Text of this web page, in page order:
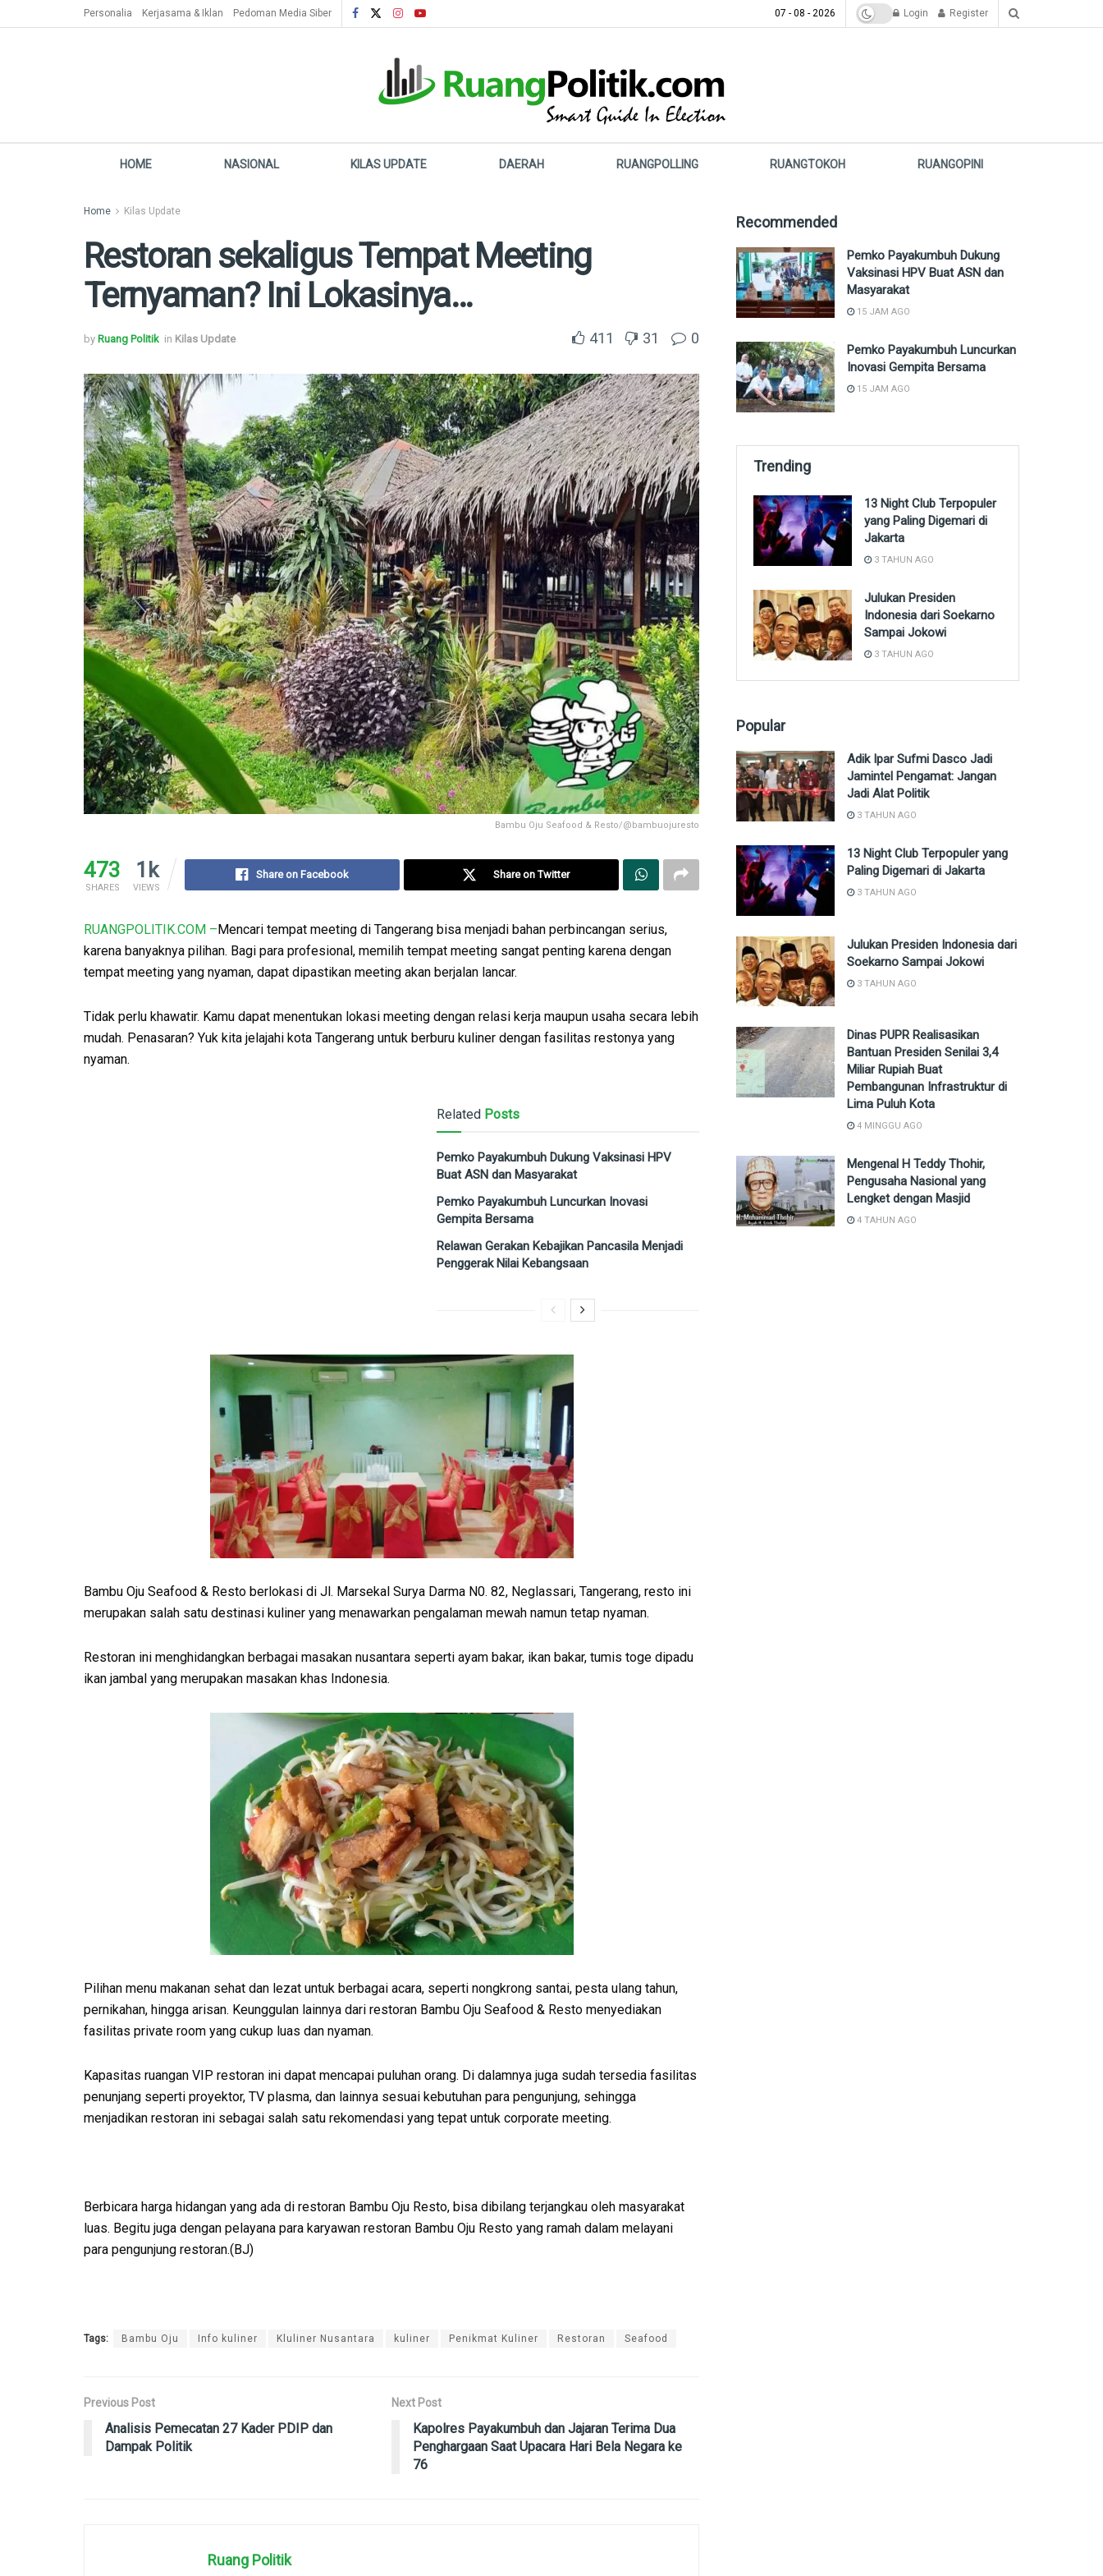
Personalia Kerjasama & Iklan Pedoman Media Siber 07 - 08 - 2026 Login Register
HOME NASIONAL KILAS UPDATE DAERAH RUANGPOLLING RUANGTOKOH RUANGOPINI
Home Kilas Update
Restoran sekaligus Tempat Meeting
Ternyaman? Ini Lokasinya…
by Ruang Politik in Kilas Update 411 31 0
Bambu Oju Seafood & Resto/@bambuojuresto
473
SHARES
1k
VIEWS
Share on Facebook Share on Twitter
RUANGPOLITIK.COM –Mencari tempat meeting di Tangerang bisa menjadi bahan perbincangan serius,
karena banyaknya pilihan. Bagi para profesional, memilih tempat meeting sangat penting karena dengan
tempat meeting yang nyaman, dapat dipastikan meeting akan berjalan lancar.
Tidak perlu khawatir. Kamu dapat menentukan lokasi meeting dengan relasi kerja maupun usaha secara lebih
mudah. Penasaran? Yuk kita jelajahi kota Tangerang untuk berburu kuliner dengan fasilitas restonya yang
nyaman.
Related Posts
Pemko Payakumbuh Dukung Vaksinasi HPV
Buat ASN dan Masyarakat
Pemko Payakumbuh Luncurkan Inovasi
Gempita Bersama
Relawan Gerakan Kebajikan Pancasila Menjadi
Penggerak Nilai Kebangsaan
Bambu Oju Seafood & Resto berlokasi di Jl. Marsekal Surya Darma N0. 82, Neglassari, Tangerang, resto ini
merupakan salah satu destinasi kuliner yang menawarkan pengalaman mewah namun tetap nyaman.
Restoran ini menghidangkan berbagai masakan nusantara seperti ayam bakar, ikan bakar, tumis toge dipadu
ikan jambal yang merupakan masakan khas Indonesia.
Pilihan menu makanan sehat dan lezat untuk berbagai acara, seperti nongkrong santai, pesta ulang tahun,
pernikahan, hingga arisan. Keunggulan lainnya dari restoran Bambu Oju Seafood & Resto menyediakan
fasilitas private room yang cukup luas dan nyaman.
Kapasitas ruangan VIP restoran ini dapat mencapai puluhan orang. Di dalamnya juga sudah tersedia fasilitas
penunjang seperti proyektor, TV plasma, dan lainnya sesuai kebutuhan para pengunjung, sehingga
menjadikan restoran ini sebagai salah satu rekomendasi yang tepat untuk corporate meeting.
Berbicara harga hidangan yang ada di restoran Bambu Oju Resto, bisa dibilang terjangkau oleh masyarakat
luas. Begitu juga dengan pelayana para karyawan restoran Bambu Oju Resto yang ramah dalam melayani
para pengunjung restoran.(BJ)
Tags: Bambu Oju Info kuliner Kluliner Nusantara kuliner Penikmat Kuliner Restoran Seafood
Previous Post
Analisis Pemecatan 27 Kader PDIP dan
Dampak Politik
Next Post
Kapolres Payakumbuh dan Jajaran Terima Dua
Penghargaan Saat Upacara Hari Bela Negara ke
76
Ruang Politik
Recommended
Pemko Payakumbuh Dukung
Vaksinasi HPV Buat ASN dan
Masyarakat
15 JAM AGO
Pemko Payakumbuh Luncurkan
Inovasi Gempita Bersama
15 JAM AGO
Trending
13 Night Club Terpopuler
yang Paling Digemari di
Jakarta
3 TAHUN AGO
Julukan Presiden
Indonesia dari Soekarno
Sampai Jokowi
3 TAHUN AGO
Popular
Adik Ipar Sufmi Dasco Jadi
Jamintel Pengamat: Jangan
Jadi Alat Politik
3 TAHUN AGO
13 Night Club Terpopuler yang
Paling Digemari di Jakarta
3 TAHUN AGO
Julukan Presiden Indonesia dari
Soekarno Sampai Jokowi
3 TAHUN AGO
Dinas PUPR Realisasikan
Bantuan Presiden Senilai 3,4
Miliar Rupiah Buat
Pembangunan Infrastruktur di
Lima Puluh Kota
4 MINGGU AGO
Mengenal H Teddy Thohir,
Pengusaha Nasional yang
Lengket dengan Masjid
4 TAHUN AGO